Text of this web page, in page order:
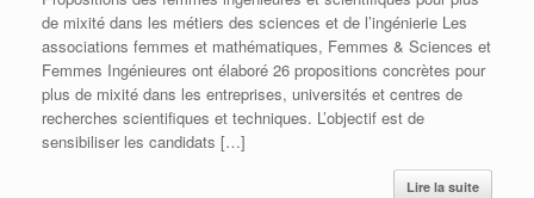
de mixité dans les métiers des sciences et de l’ingénierie Les
associations femmes et mathématiques, Femmes & Sciences et
Femmes Ingénieures ont élaboré 26 propositions concrètes pour
plus de mixité dans les entreprises, universités et centres de
recherches scientifiques et techniques. L’objectif est de
sensibiliser les candidats […]
Lire la suite